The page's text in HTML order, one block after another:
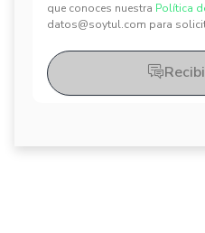
que conoces nuestra Política
datos@soytul.com para